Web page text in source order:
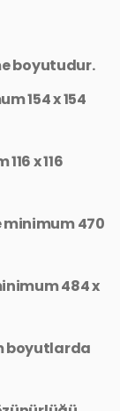
boyutudur.
154 x 154
x 116
470
484 x
boyutlarda